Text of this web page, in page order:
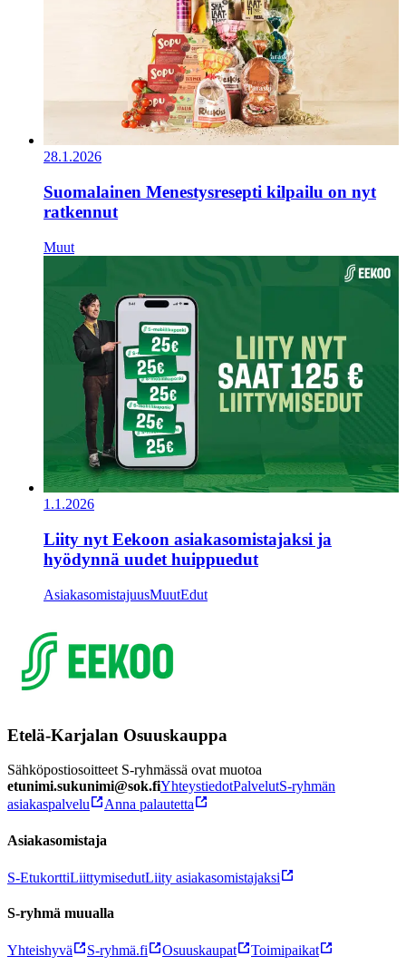
28.1.2026
Suomalainen Menestysresepti kilpailu on nyt
ratkennut
Muut
1.1.2026
Liity nyt Eekoon asiakasomistajaksi ja
hyödynnä uudet huippuedut
AsiakasomistajuusMuutEdut
Etelä-Karjalan Osuuskauppa
Sähköpostiosoitteet S-ryhmässä ovat muotoa
etunimi.sukunimi@sok.fiYhteystiedotPalvelutS-ryhmän
asiakaspalvelu
Anna palautetta
Asiakasomistaja
S-EtukorttiLiittymisedutLiity asiakasomistajaksi
S-ryhmä muualla
Yhteishyvä S-ryhmä.fi Osuuskaupat Toimipaikat